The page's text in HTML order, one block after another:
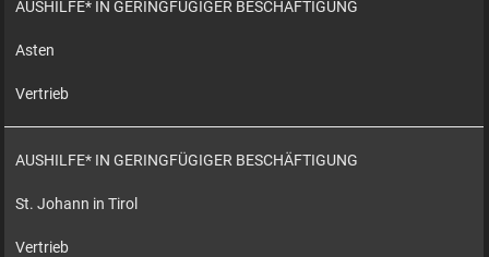
AUSHILFE* IN GERINGFÜGIGER BESCHÄFTIGUNG
Asten
Vertrieb
AUSHILFE* IN GERINGFÜGIGER BESCHÄFTIGUNG
St. Johann in Tirol
Vertrieb